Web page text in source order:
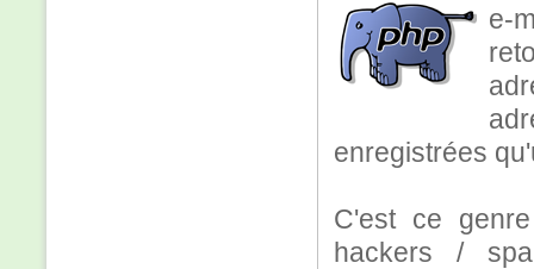
e-
enregistrées
C'est ce
hackers /